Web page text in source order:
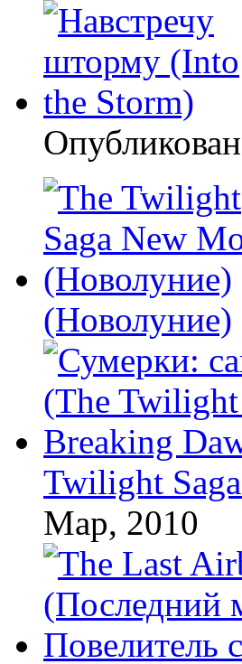
(Новолуние)
Twilight
Мар, 2010